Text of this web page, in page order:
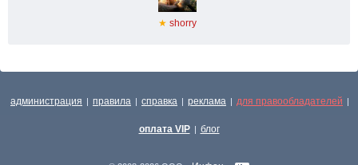
★ shorry
администрация | правила | справка | реклама | для правообладателей |
оплата VIP | блог